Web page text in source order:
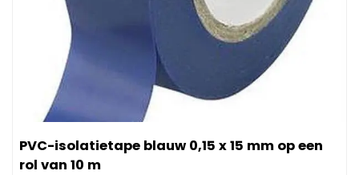
PVC-isolatietape blauw 0,15 x 15 mm op een
rol van 10 m